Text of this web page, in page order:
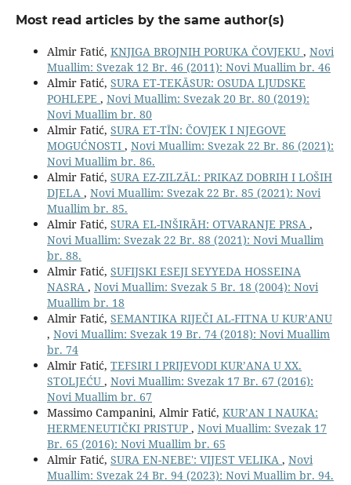
Most read articles by the same author(s)
Almir Fatić, KNJIGA BROJNIH PORUKA ČOVJEKU , Novi
Muallim: Svezak 12 Br. 46 (2011): Novi Muallim br. 46
Almir Fatić, SURA ET-TEKĀSUR: OSUDA LJUDSKE
POHLEPE , Novi Muallim: Svezak 20 Br. 80 (2019):
Novi Muallim br. 80
Almir Fatić, SURA ET-TĪN: ČOVJEK I NJEGOVE
MOGUĆNOSTI , Novi Muallim: Svezak 22 Br. 86 (2021):
Novi Muallim br. 86.
Almir Fatić, SURA EZ-ZILZĀL: PRIKAZ DOBRIH I LOŠIH
DJELA , Novi Muallim: Svezak 22 Br. 85 (2021): Novi
Muallim br. 85.
Almir Fatić, SURA EL-INŠIRĀH: OTVARANJE PRSA ,
Novi Muallim: Svezak 22 Br. 88 (2021): Novi Muallim
br. 88.
Almir Fatić, SUFIJSKI ESEJI SEYYEDA HOSSEINA
NASRA , Novi Muallim: Svezak 5 Br. 18 (2004): Novi
Muallim br. 18
Almir Fatić, SEMANTIKA RIJEČI AL-FITNA U KUR’ANU
, Novi Muallim: Svezak 19 Br. 74 (2018): Novi Muallim
br. 74
Almir Fatić, TEFSIRI I PRIJEVODI KUR’ANA U XX.
STOLJEĆU , Novi Muallim: Svezak 17 Br. 67 (2016):
Novi Muallim br. 67
Massimo Campanini, Almir Fatić, KUR’AN I NAUKA:
HERMENEUTIČKI PRISTUP , Novi Muallim: Svezak 17
Br. 65 (2016): Novi Muallim br. 65
Almir Fatić, SURA EN-NEBE': VIJEST VELIKA , Novi
Muallim: Svezak 24 Br. 94 (2023): Novi Muallim br. 94.